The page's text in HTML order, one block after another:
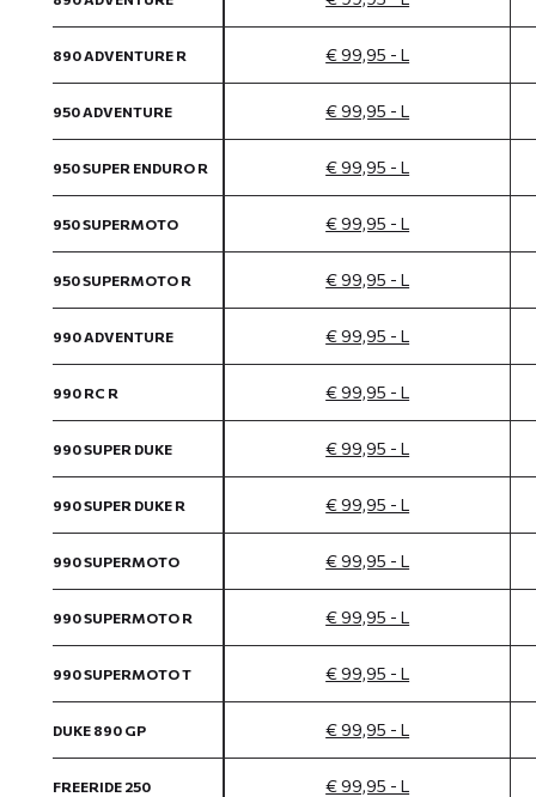
890 ADVENTURE R € 99,95 - L
950 ADVENTURE € 99,95 - L
950 SUPER ENDURO R € 99,95 - L
950 SUPERMOTO € 99,95 - L
950 SUPERMOTO R € 99,95 - L
990 ADVENTURE € 99,95 - L
990 RC R € 99,95 - L
990 SUPER DUKE € 99,95 - L
990 SUPER DUKE R € 99,95 - L
990 SUPERMOTO € 99,95 - L
990 SUPERMOTO R € 99,95 - L
990 SUPERMOTO T € 99,95 - L
DUKE 890 GP € 99,95 - L
FREERIDE 250 € 99,95 - L